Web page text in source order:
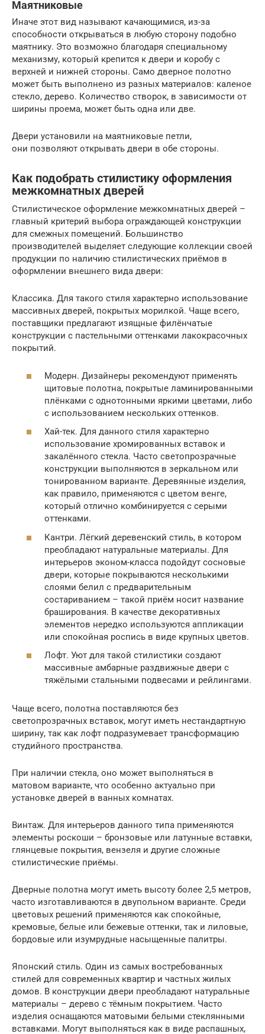
Маятниковые
Иначе этот вид называют качающимися, из-за
способности открываться в любую сторону подобно
маятнику. Это возможно благодаря специальному
механизму, который крепится к двери и коробу с
верхней и нижней стороны. Само дверное полотно
может быть выполнено из разных материалов: каленое
стекло, дерево. Количество створок, в зависимости от
ширины проема, может быть одна или две.
Двери установили на маятниковые петли,
они позволяют открывать двери в обе стороны.
Как подобрать стилистику оформления
межкомнатных дверей
Стилистическое оформление межкомнатных дверей –
главный критерий выбора ограждающей конструкции
для смежных помещений. Большинство
производителей выделяет следующие коллекции своей
продукции по наличию стилистических приёмов в
оформлении внешнего вида двери:
Классика. Для такого стиля характерно использование
массивных дверей, покрытых морилкой. Чаще всего,
поставщики предлагают изящные филёнчатые
конструкции с пастельными оттенками лакокрасочных
покрытий.
Модерн. Дизайнеры рекомендуют применять
щитовые полотна, покрытые ламинированными
плёнками с однотонными яркими цветами, либо
с использованием нескольких оттенков.
Хай-тек. Для данного стиля характерно
использование хромированных вставок и
закалённого стекла. Часто светопрозрачные
конструкции выполняются в зеркальном или
тонированном варианте. Деревянные изделия,
как правило, применяются с цветом венге,
который отлично комбинируется с серыми
оттенками.
Кантри. Лёгкий деревенский стиль, в котором
преобладают натуральные материалы. Для
интерьеров эконом-класса подойдут сосновые
двери, которые покрываются несколькими
слоями белил с предварительным
состариванием – такой приём носит название
браширования. В качестве декоративных
элементов нередко используются аппликации
или спокойная роспись в виде крупных цветов.
Лофт. Уют для такой стилистики создают
массивные амбарные раздвижные двери с
тяжёлыми стальными подвесами и рейлингами.
Чаще всего, полотна поставляются без
светопрозрачных вставок, могут иметь нестандартную
ширину, так как лофт подразумевает трансформацию
студийного пространства.
При наличии стекла, оно может выполняться в
матовом варианте, что особенно актуально при
установке дверей в ванных комнатах.
Винтаж. Для интерьеров данного типа применяются
элементы роскоши – бронзовые или латунные вставки,
глянцевые покрытия, вензеля и другие сложные
стилистические приёмы.
Дверные полотна могут иметь высоту более 2,5 метров,
часто изготавливаются в двупольном варианте. Среди
цветовых решений применяются как спокойные,
кремовые, белые или бежевые оттенки, так и лиловые,
бордовые или изумрудные насыщенные палитры.
Японский стиль. Один из самых востребованных
стилей для современных квартир и частных жилых
домов. В конструкции двери преобладают натуральные
материалы – дерево с тёмным покрытием. Часто
изделия оснащаются матовыми белыми стеклянными
вставками. Могут выполняться как в виде распашных,